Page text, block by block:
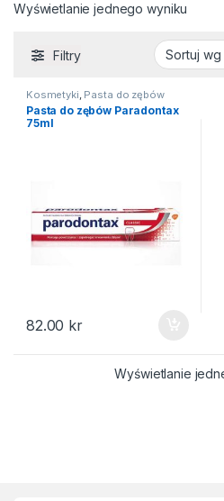
Wyświetlanie jednego wyniku
Filtry
Kosmetyki Pasta do zębów
Pasta do zębów Paradontax
75ml
82.00 kr
Wyświetlanie